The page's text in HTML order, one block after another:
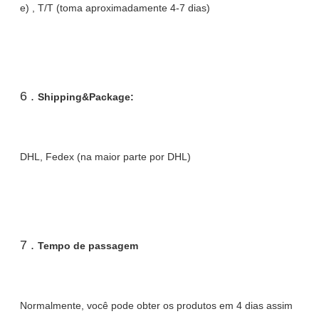
e) , T/T (toma aproximadamente 4-7 dias)
6 . Shipping&Package:
DHL, Fedex (na maior parte por DHL)
7 . Tempo de passagem
Normalmente, você pode obter os produtos em 4 dias assim